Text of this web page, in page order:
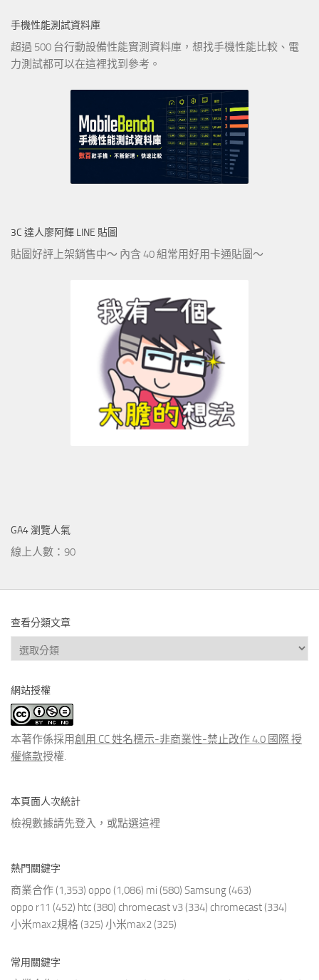
手機性能測試資料庫
超過 500 台行動設備性能實測資料庫，想找手機性能比較、電
力測試都可以在這裡找到參考。
3C 達人廖阿輝 LINE 貼圖
貼圖好評上架銷售中～ 內含 40 組常用好用卡通貼圖～
GA4 瀏覽人氣
線上人數：90
查看分類文章
查
看
類
文
章
網站授權
本著作係採用創用 CC 姓名標示-非商業性-禁止改作 4.0 國際 授
權條款授權.
本頁面人次統計
檢視數據請先登入，或點選這裡
熱門關鍵字
商業合作 (1,353) oppo (1,086) mi (580) Samsung (463)
oppo r11 (452) htc (380) chromecast v3 (334) chromecast (334)
小米max2規格 (325) 小米max2 (325)
常用關鍵字